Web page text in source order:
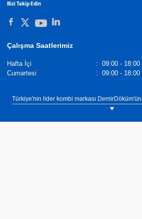
Bizi Takip Edin
Çalışma Saatlerimiz
Hafta İçi : 09:00 - 18:00
Cumartesi
: 09:00 - 18:00
Türkiye'nin lider kombi markası DemirDöküm'ün
Isıtma Soğutma, Muğla ili Marmaris ilçesi dahil